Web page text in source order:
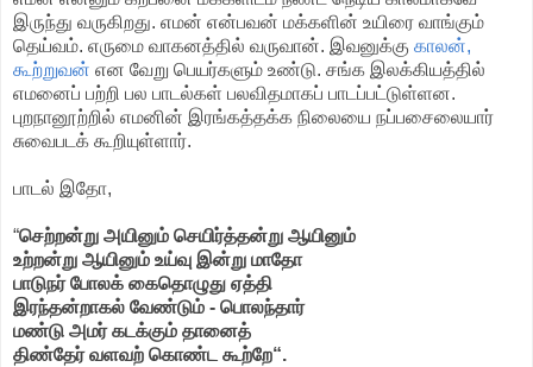
இருந்து வருகிறது. எமன் என்பவன் மக்களின் உயிரை வாங்கும்
தெய்வம். எருமை வாகனத்தில் வருவான். இவனுக்கு காலன்,
கூற்றுவன் என வேறு பெயர்களும் உண்டு. சங்க இலக்கியத்தில்
எமனைப் பற்றி பல பாடல்கள் பலவிதமாகப் பாடப்பட்டுள்ளன.
புறநானூற்றில் எமனின் இரங்கத்தக்க நிலையை நப்பசைலையார்
சுவைபடக் கூறியுள்ளார்.
பாடல் இதோ,
“செற்றன்று அயினும் செயிர்த்தன்று ஆயினும்
உற்றன்று ஆயினும் உய்வு இன்று மாதோ
பாடுநர் போலக் கைதொழுது ஏத்தி
இரந்தன்றாகல் வேண்டும் - பொலந்தார்
மண்டு அமர் கடக்கும் தானைத்
திண்தேர் வளவற் கொண்ட கூற்றே“.